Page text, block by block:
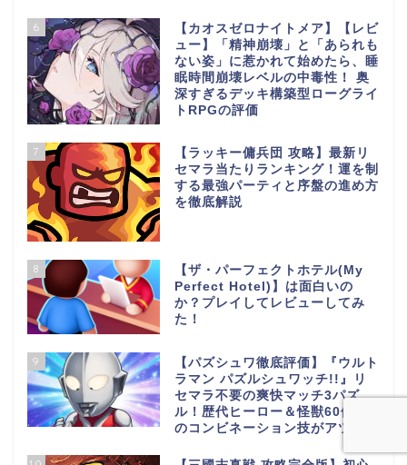
6
【カオスゼロナイトメア】【レビ
ュー】「精神崩壊」と「あられも
ない姿」に惹かれて始めたら、睡
眠時間崩壊レベルの中毒性！ 奥
深すぎるデッキ構築型ローグライ
トRPGの評価
7
【ラッキー傭兵団 攻略】最新リ
セマラ当たりランキング！運を制
する最強パーティと序盤の進め方
を徹底解説
8
【ザ・パーフェクトホテル(My
Perfect Hotel)】は面白いの
か？プレイしてレビューしてみ
た！
9
【パズシュワ徹底評価】『ウルト
ラマン パズルシュワッチ!!』リ
セマラ不要の爽快マッチ3パズ
ル！歴代ヒーロー＆怪獣60体超
のコンビネーション技がアツい